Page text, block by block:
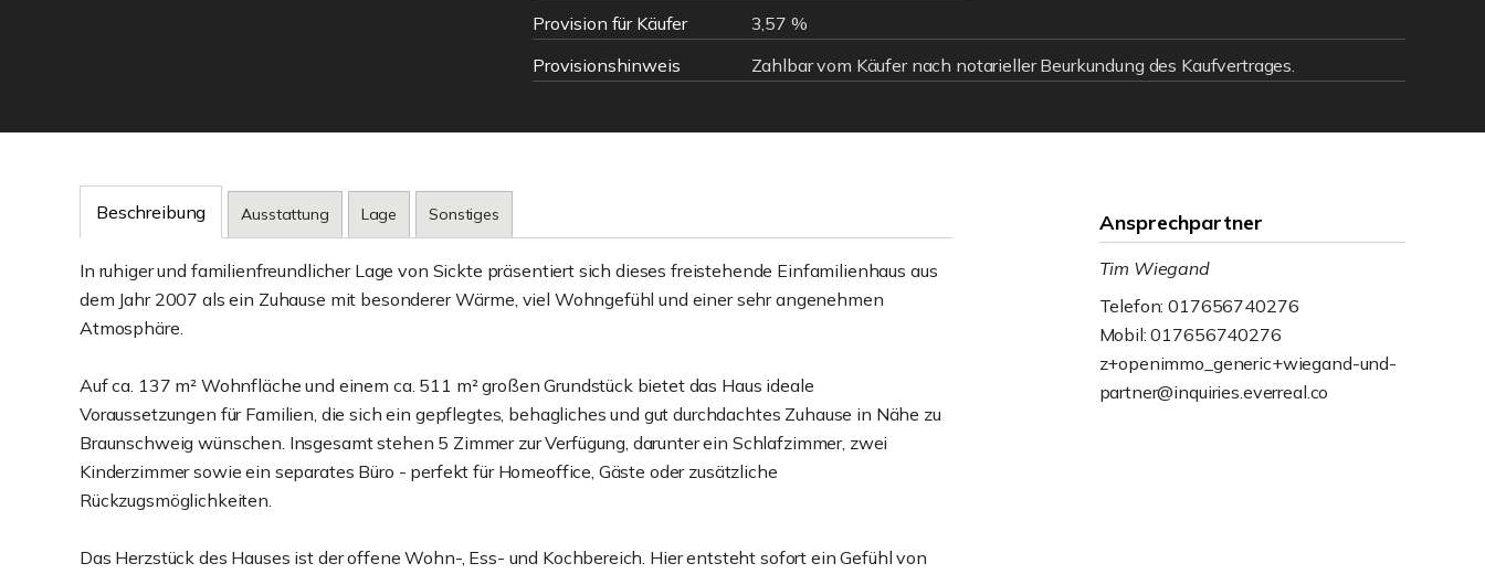
Provision für Käufer
3,57 %
Provisionshinweis
Zahlbar vom Käufer nach notarieller Beurkundung des Kaufvertrages.
Beschreibung Ausstattung Lage Sonstiges
In ruhiger und familienfreundlicher Lage von Sickte präsentiert sich dieses freistehende Einfamilienhaus aus
dem Jahr 2007 als ein Zuhause mit besonderer Wärme, viel Wohngefühl und einer sehr angenehmen
Atmosphäre.
Auf ca. 137 m² Wohnfläche und einem ca. 511 m² großen Grundstück bietet das Haus ideale
Voraussetzungen für Familien, die sich ein gepflegtes, behagliches und gut durchdachtes Zuhause in Nähe zu
Braunschweig wünschen. Insgesamt stehen 5 Zimmer zur Verfügung, darunter ein Schlafzimmer, zwei
Kinderzimmer sowie ein separates Büro - perfekt für Homeoffice, Gäste oder zusätzliche
Rückzugsmöglichkeiten.
Das Herzstück des Hauses ist der offene Wohn-, Ess- und Kochbereich. Hier entsteht sofort ein Gefühl von
Ansprechpartner
Tim Wiegand
Telefon: 017656740276
Mobil: 017656740276
z+openimmo_generic+wiegand-und-
partner@inquiries.everreal.co